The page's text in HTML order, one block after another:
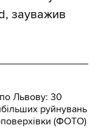
зауважив
Львову: 30
руйнувань
(ФОТО)